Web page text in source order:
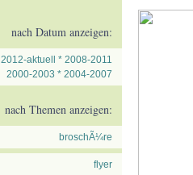
nach Datum anzeigen:
2012-aktuell * 2008-2011
2000-2003 * 2004-2007
nach Themen anzeigen:
broschÃ¼re
flyer